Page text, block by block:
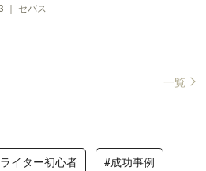
｜ セバス
一覧
イター初心者 #成功事例